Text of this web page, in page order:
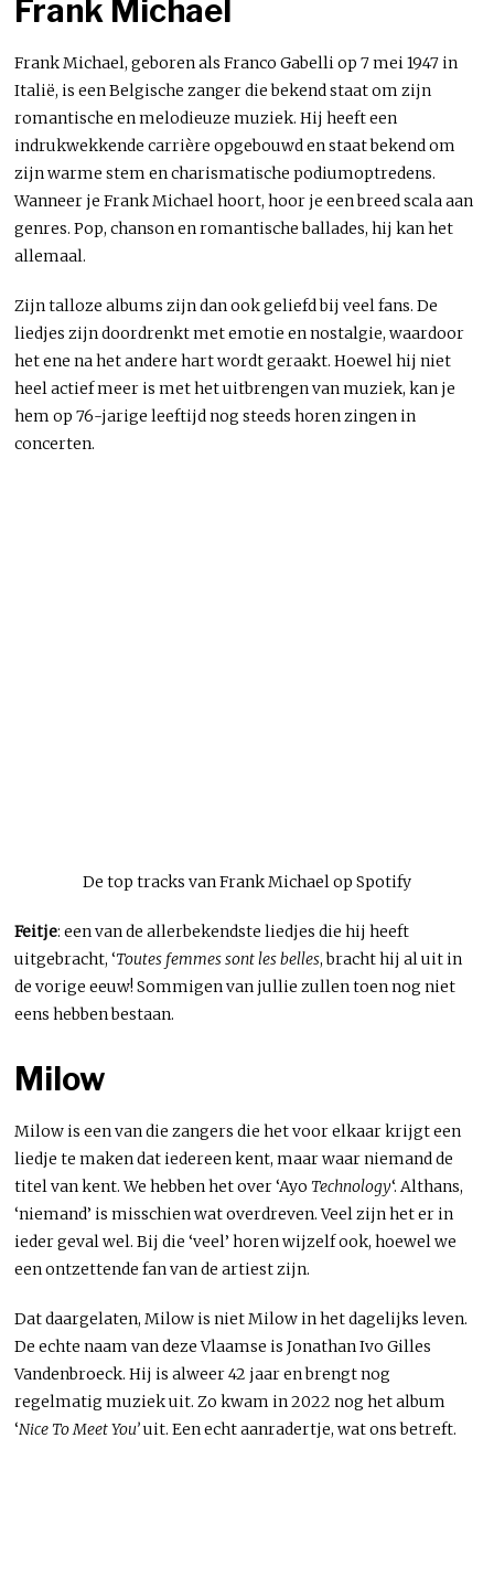
Frank Michael
Frank Michael, geboren als Franco Gabelli op 7 mei 1947 in
Italië, is een Belgische zanger die bekend staat om zijn
romantische en melodieuze muziek. Hij heeft een
indrukwekkende carrière opgebouwd en staat bekend om
zijn warme stem en charismatische podiumoptredens.
Wanneer je Frank Michael hoort, hoor je een breed scala aan
genres. Pop, chanson en romantische ballades, hij kan het
allemaal.
Zijn talloze albums zijn dan ook geliefd bij veel fans. De
liedjes zijn doordrenkt met emotie en nostalgie, waardoor
het ene na het andere hart wordt geraakt. Hoewel hij niet
heel actief meer is met het uitbrengen van muziek, kan je
hem op 76-jarige leeftijd nog steeds horen zingen in
concerten.
De top tracks van Frank Michael op Spotify
Feitje: een van de allerbekendste liedjes die hij heeft
uitgebracht, ‘Toutes femmes sont les belles, bracht hij al uit in
de vorige eeuw! Sommigen van jullie zullen toen nog niet
eens hebben bestaan.
Milow
Milow is een van die zangers die het voor elkaar krijgt een
liedje te maken dat iedereen kent, maar waar niemand de
titel van kent. We hebben het over ‘Ayo Technology‘. Althans,
‘niemand’ is misschien wat overdreven. Veel zijn het er in
ieder geval wel. Bij die ‘veel’ horen wijzelf ook, hoewel we
een ontzettende fan van de artiest zijn.
Dat daargelaten, Milow is niet Milow in het dagelijks leven.
De echte naam van deze Vlaamse is Jonathan Ivo Gilles
Vandenbroeck. Hij is alweer 42 jaar en brengt nog
regelmatig muziek uit. Zo kwam in 2022 nog het album
‘Nice To Meet You’uit. Een echt aanradertje, wat ons betreft.